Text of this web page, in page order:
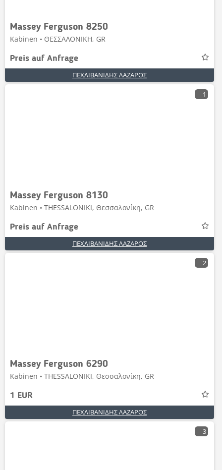
Massey Ferguson 8250
Kabinen • ΘΕΣΣΑΛΟΝΙΚΗ, GR
Preis auf Anfrage
ΠΕΧΛΙΒΑΝΙΔΗΣ ΛΑΖΑΡΟΣ
1
Massey Ferguson 8130
Kabinen • THESSALONIKI, Θεσσαλονίκη, GR
Preis auf Anfrage
ΠΕΧΛΙΒΑΝΙΔΗΣ ΛΑΖΑΡΟΣ
2
Massey Ferguson 6290
Kabinen • THESSALONIKI, Θεσσαλονίκη, GR
1 EUR
ΠΕΧΛΙΒΑΝΙΔΗΣ ΛΑΖΑΡΟΣ
3